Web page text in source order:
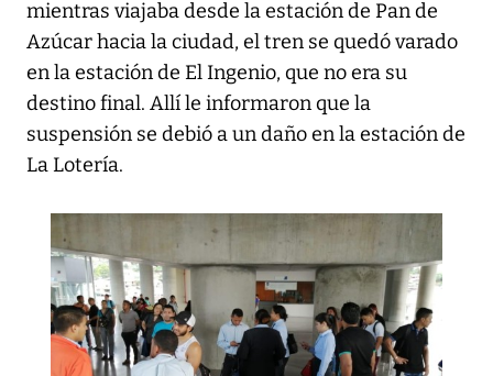
mientras viajaba desde la estación de Pan de
Azúcar hacia la ciudad, el tren se quedó varado
en la estación de El Ingenio, que no era su
destino final. Allí le informaron que la
suspensión se debió a un daño en la estación de
La Lotería.